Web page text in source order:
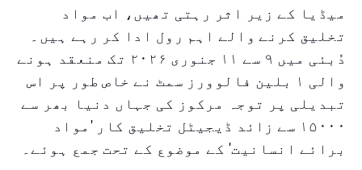
میڈیا کے زیر اثر رہتی تھیں، اب مواد
تخلیق کرنے والے اہم رول ادا کر رہے ہیں۔
دُبئی میں ۹ سے ۱۱ جنوری ۲۰۲۶ تک منعقد ہونے
والی ۱ بلین فالوورز سمٹ نے خاص طور پر اس
تبدیلی پر توجہ مرکوز کی جہاں دنیا بھر سے
۱۵۰۰۰ سے زائد ڈیجیٹل تخلیق کار 'مواد
برائے انسانیت' کے موضوع کے تحت جمع ہوئے۔